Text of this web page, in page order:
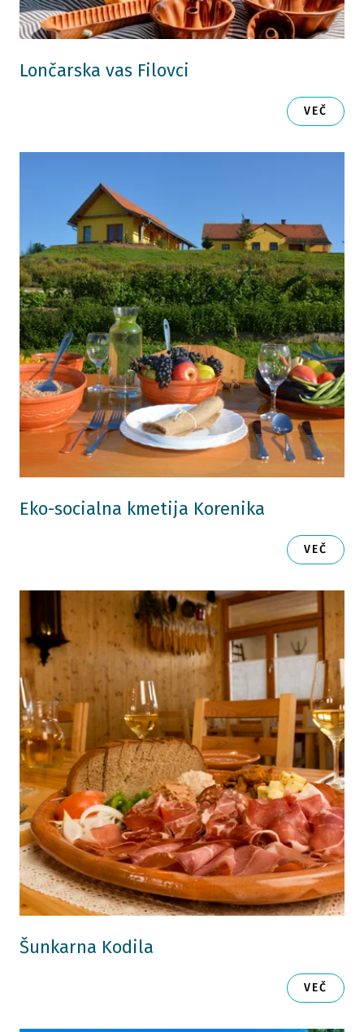
Lončarska vas Filovci
VEČ
Eko-socialna kmetija Korenika
VEČ
Šunkarna Kodila
VEČ